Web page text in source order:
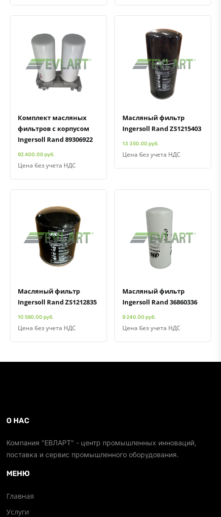
Быстрый просмотр
Добавить к сравнению
Добавить в избранное
Комплект масляных
фильтров с корпусом
Ingersoll Rand 89306922
92 400.00 руб.
Цена без учета НДС
Быстрый просмотрДобавить к сравнению
Масляный фильтр
Ingersoll Rand ZS1215403
13 350.00 руб.
Цена без учета НДС
Быстрый просмотрДобавить к сравнению
Добавить в избранное
Масляный фильтр
Ingersoll Rand ZS1212835
10 590.00 руб.
Цена без учета НДС
Быстрый просмотрДобавить к сравнению
Масляный фильтр
Ingersoll Rand 36860336
9 240.00 руб.
Цена без учета НДС
О НАС
Компания "ЕВЛАРТ" - центр промышленных инноваций,
поставка и сервис промышленного оборудования.
МЕНЮ
Главная
Услуги